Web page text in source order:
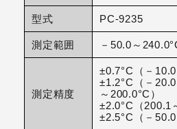
型式 PC-9235
測定範囲 －50.0～
測定精度
±0.7°C（－10.0
±1.2°C（－
～200.0°C）
±2.0°C（200.1
±2.5°C（－50.0